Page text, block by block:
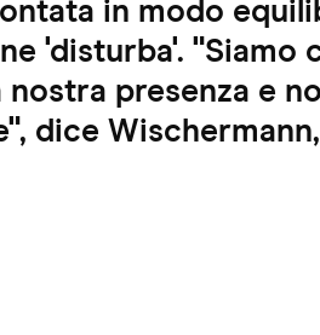
in modo
'disturba'. "Siamo
presenza e
dice